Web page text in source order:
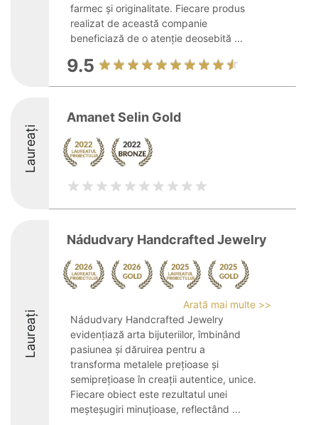
farmec și originalitate. Fiecare produs
realizat de această companie
beneficiază de o atenție deosebită ...
9.5
Laureați
Amanet Selin Gold
Laureați
Nádudvary Handcrafted Jewelry
Arată mai multe >>
Nádudvary Handcrafted Jewelry
evidențiază arta bijuteriilor, îmbinând
pasiunea și dăruirea pentru a
transforma metalele prețioase și
semiprețioase în creații autentice, unice.
Fiecare obiect este rezultatul unei
meșteșugiri minuțioase, reflectând ...